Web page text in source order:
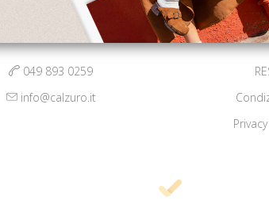
049 893 0259
info@calzuro.it
Privacy